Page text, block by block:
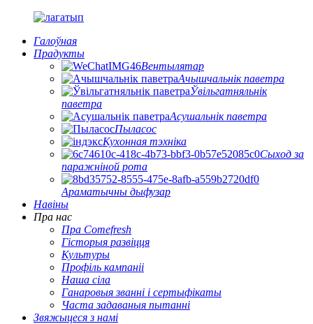
Галоўная
Прадукты
Вентылятар
Ачышчальнік паветра
Ўвільгатняльнік
паветра
Асушальнік паветра
Пыласос
Кухонная тэхніка
Сыход за
паражніной рота
Араматычны дыфузар
Навіны
Пра нас
Пра Comefresh
Гісторыя развіцця
Культуры
Профіль кампаніі
Наша сіла
Ганаровыя званні і сертыфікаты
Часта задаваныя пытанні
Звяжыцеся з намі